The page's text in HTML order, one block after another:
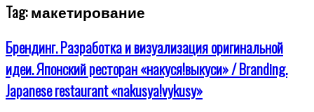
Tag:макетирование
Брендинг. Разработка и визуализация оригинальной
идеи. Японский ресторан «накуся!выкуси» / Branding.
Japanese restaurant «nakusya!vykusy»